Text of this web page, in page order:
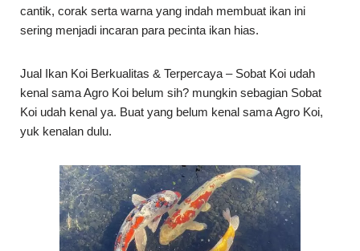
cantik, corak serta warna yang indah membuat ikan ini
sering menjadi incaran para pecinta ikan hias.
Jual Ikan Koi Berkualitas & Terpercaya – Sobat Koi udah
kenal sama Agro Koi belum sih? mungkin sebagian Sobat
Koi udah kenal ya. Buat yang belum kenal sama Agro Koi,
yuk kenalan dulu.